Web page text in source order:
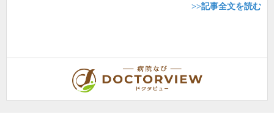
>>記事全文を読む